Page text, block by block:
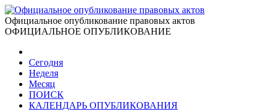
Официальное опубликование правовых актов
ОФИЦИАЛЬНОЕ ОПУБЛИКОВАНИЕ
Сегодня
Неделя
Месяц
ПОИСК
КАЛЕНДАРЬ ОПУБЛИКОВАНИЯ